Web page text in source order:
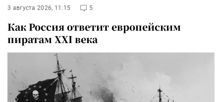
3 августа 2026, 11:15 5
Как Россия ответит европейским
пиратам XXI века